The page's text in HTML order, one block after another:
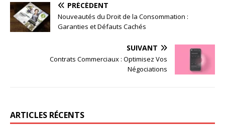
PRÉCÉDENT
Nouveautés du Droit de la Consommation :
Garanties et Défauts Cachés
SUIVANT
Contrats Commerciaux : Optimisez Vos
Négociations
ARTICLES RÉCENTS